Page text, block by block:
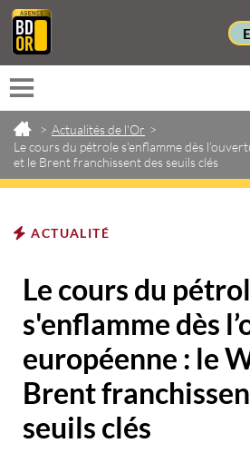
> Actualités de l'Or >
Le cours du pétrole s'enflamme dès
et le Brent franchissent des seuils clés
ACTUALITÉ
Le cours du
s'enflamme dès
européenne : le
Brent
seuils clés